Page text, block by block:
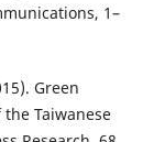
1–
Green
Taiwanese